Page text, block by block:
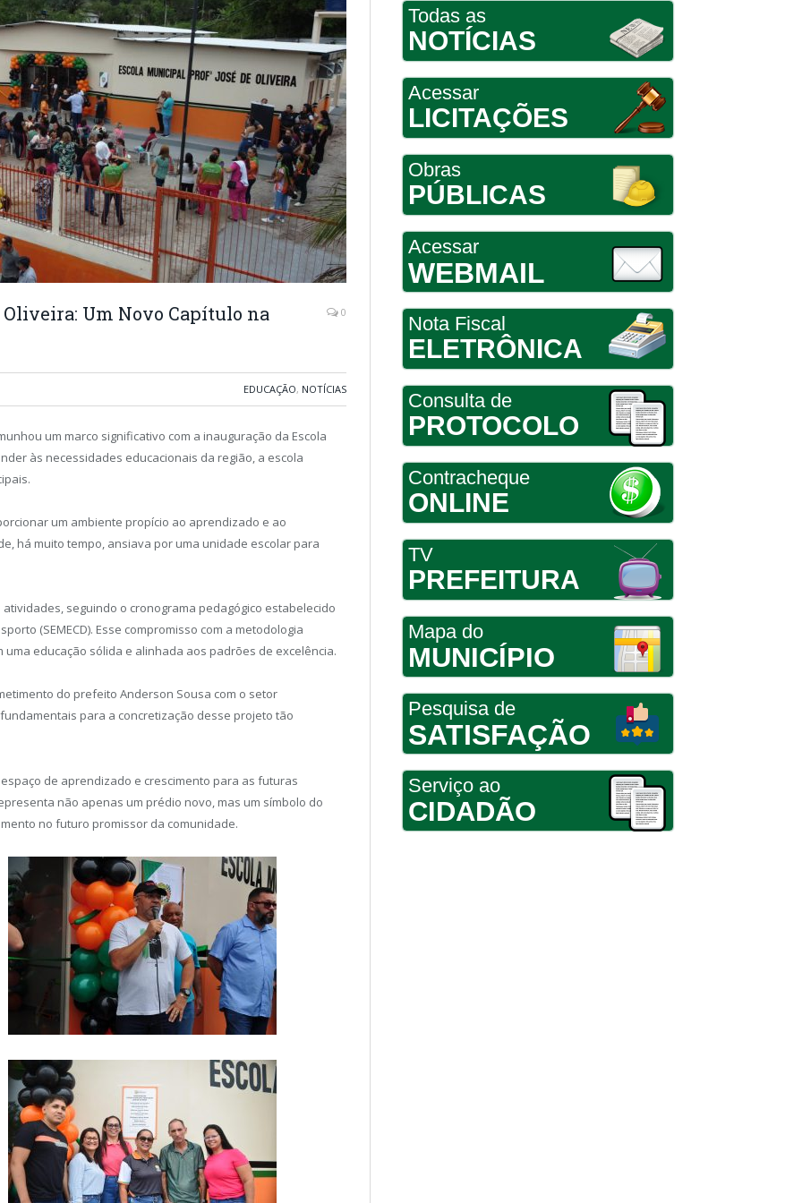
Um Novo Capítulo na 0
EDUCAÇÃO, NOTÍCIAS
um marco significativo com a inauguração da Escola
às necessidades educacionais da região, a escola
um ambiente propício ao aprendizado e ao
há muito tempo, ansiava por uma unidade escolar para
seguindo o cronograma pedagógico estabelecido
(SEMECD). Esse compromisso com a metodologia
educação sólida e alinhada aos padrões de excelência.
do prefeito Anderson Sousa com o setor
para a concretização desse projeto tão
de aprendizado e crescimento para as futuras
não apenas um prédio novo, mas um símbolo do
no futuro promissor da comunidade.
Todas as
NOTÍCIAS
Acessar
LICITAÇÕES
Obras
PÚBLICAS
Acessar
WEBMAIL
Nota Fiscal
ELETRÔNICA
Consulta de
PROTOCOLO
Contracheque
ONLINE
TV
PREFEITURA
Mapa do
MUNICÍPIO
Pesquisa de
SATISFAÇÃO
Serviço ao
CIDADÃO